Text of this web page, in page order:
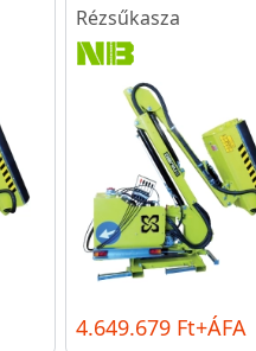
Rézsűkasza
4.649.679 Ft+ÁFA